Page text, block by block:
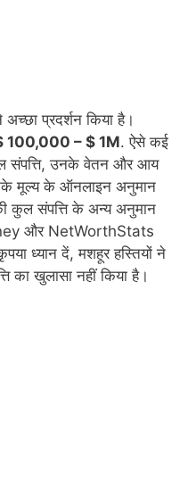
अच्छा प्रदर्शन किया है।
100,000 – $ 1M. ऐसे कई
संपत्ति, उनके वेतन और आय
मूल्य के ऑनलाइन अनुमान
कुल संपत्ति के अन्य अनुमान
और NetWorthStats
ध्यान दें, मशहूर हस्तियों ने
का खुलासा नहीं किया है।